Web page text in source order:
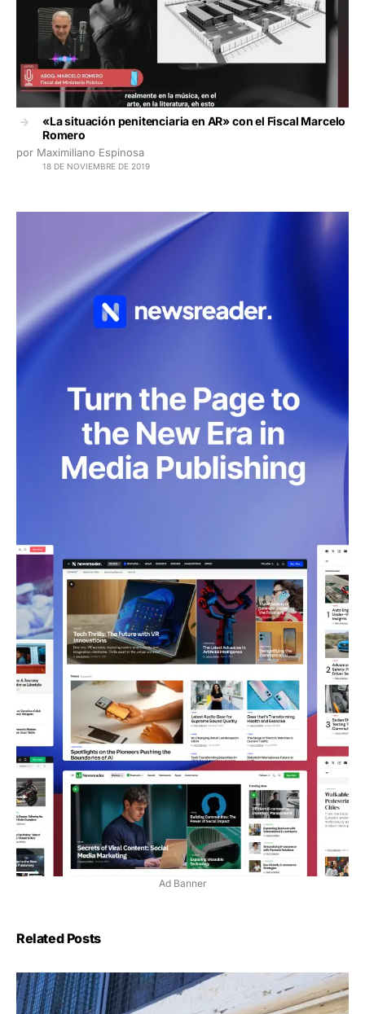
«La situación penitenciaria en AR» con el Fiscal Marcelo
Romero
por Maximiliano Espinosa
18 DE NOVIEMBRE DE 2019
Ad Banner
Related Posts